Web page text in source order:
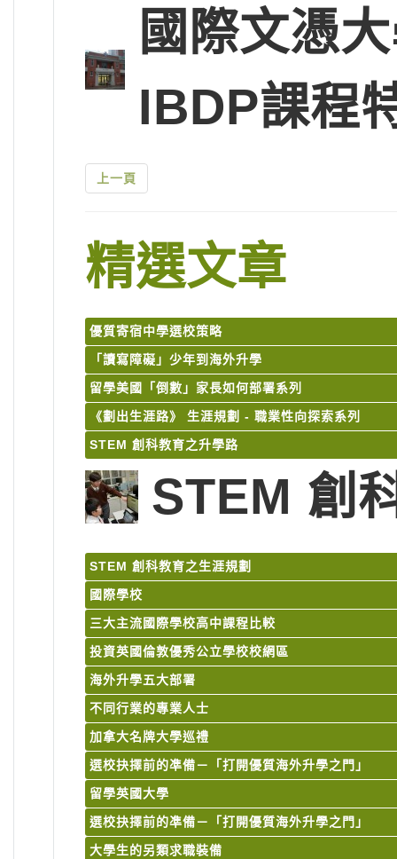
國際文憑
IBDP課程
上一頁
精選文章
優質寄宿中學選校策略
「讀寫障礙」少年到海外升學
留學美國「倒數」家長如何部署系列
《劃出生涯路》 生涯規劃 - 職業性向探索系列
STEM 創科教育之升學路
STEM 創
STEM 創科教育之生涯規劃
國際學校
三大主流國際學校高中課程比較
投資英國倫敦優秀公立學校校網區
海外升學五大部署
不同行業的專業人士
加拿大名牌大學巡禮
選校抉擇前的凖備－「打開優質海外升學之門」
留學英國大學
選校抉擇前的凖備－「打開優質海外升學之門」
大學生的另類求職裝備